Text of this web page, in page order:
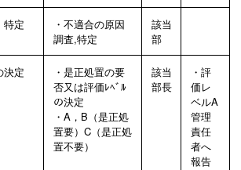
特定
・不適合の原因
調査,特定
該当
部
決定
・是正処置の要
否又は評価ﾚﾍﾞﾙ
の決定
・A，B（是正処
置要）C（是正処
置不要）
該当
部長
・評
価レ
ベルA
管理
責任
者へ
報告